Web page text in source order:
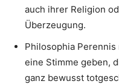
auch ihrer Religion
Überzeugung.
Philosophia
eine Stimme geben,
ganz bewusst